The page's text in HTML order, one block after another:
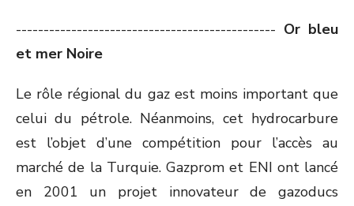
----------------------------------------------- Or bleu
et mer Noire
Le rôle régional du gaz est moins important que
celui du pétrole. Néanmoins, cet hydrocarbure
est l’objet d’une compétition pour l’accès au
marché de la Turquie. Gazprom et ENI ont lancé
en 2001 un projet innovateur de gazoducs